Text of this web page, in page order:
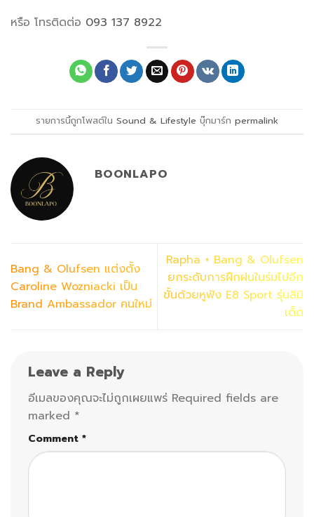
หรือ โทรติดต่อ 093 137 8922
รายการนี้ถูกโพสต์ใน Sound & Lifestyle บุ๊กมาร์ก permalink
BOONLAPO
Bang & Olufsen แต่งตั้ง
Caroline Wozniacki เป็น
Brand Ambassador คนใหม่
Rapha + Bang & Olufsen
ยกระดับการฝึกฝนในร่มไปอีก
ขั้นด้วยหูฟัง E8 Sport รุ่นลิมิ
เต็ด
Leave a Reply
อีเมลของคุณจะไม่ถูกเผยแพร่ Required fields are
marked *
Comment *